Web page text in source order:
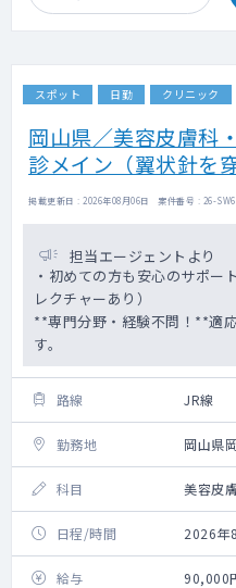
スポット 日勤 クリニック
岡山県／美容皮膚科
診メイン（翼状針を
掲載更新日 : 2026年08月06日 案件番号 : 26-
担当エージェントより
・初めての方も安心のサポー
レクチャーあり）
**専門分野・経験不問！**適
す。
路線 JR線
勤務地 岡山県
科目 美容皮
日程/時間 2026年
給与 90,000